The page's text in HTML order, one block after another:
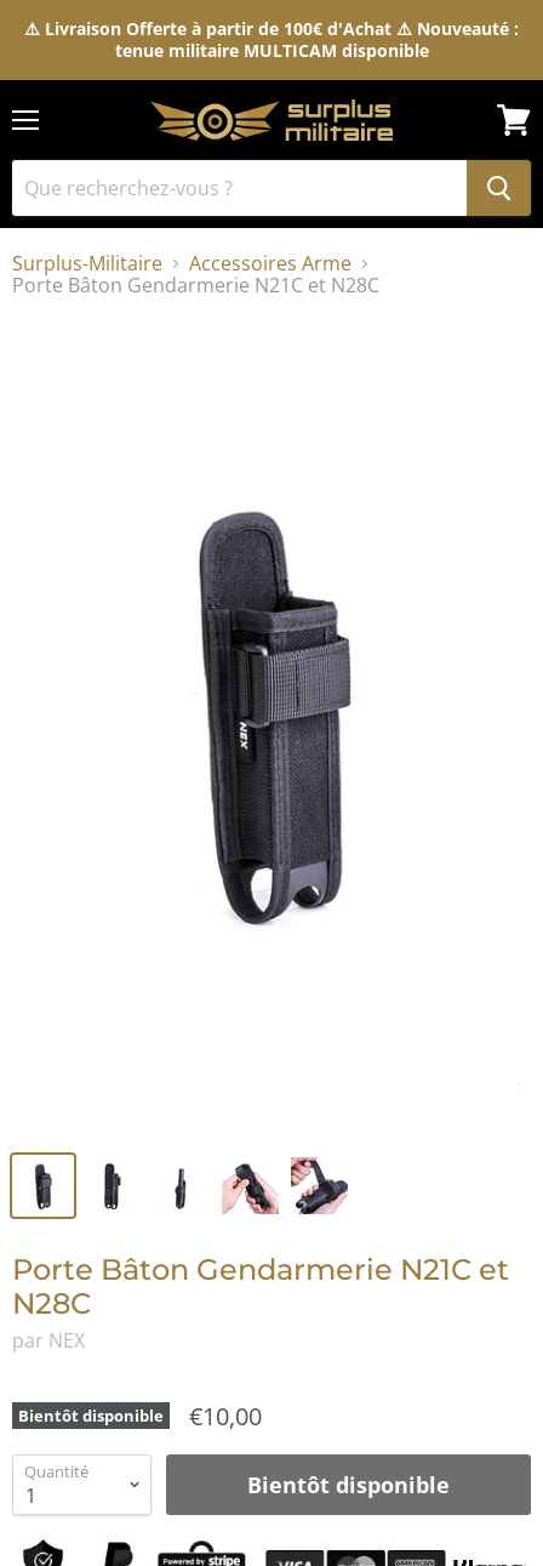
⚠️ Livraison Offerte à partir de 100€ d'Achat ⚠️ Nouveauté :
tenue militaire MULTICAM disponible
le
Surplus-Militaire
Accessoires Arme
Porte Bâton Gendarmerie N21C et N28C
Porte Bâton Gendarmerie N21C et
N28C
par NEX
Bientôt disponible €10,00
Quantité Bientôt disponible